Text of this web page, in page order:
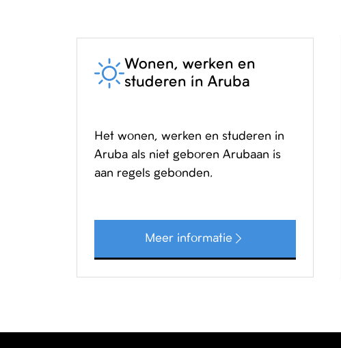
Wonen, werken en
studeren in Aruba
Het wonen, werken en studeren in
Aruba als niet geboren Arubaan is
aan regels gebonden.
Meer informatie